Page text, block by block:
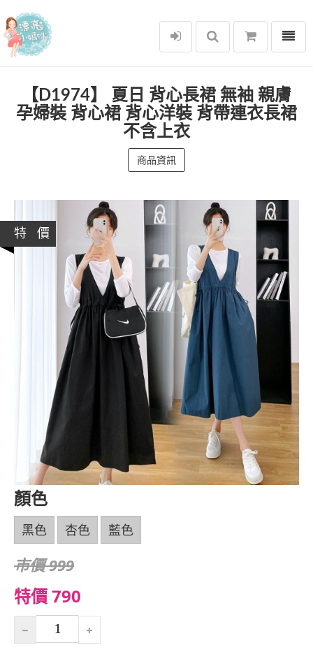
漂亮小媽咪
選單
【D1974】 夏日 背心長裙 無袖 親膚
孕婦裝 背心裙 背心洋裝 背帶連衣長裙
不含上衣
商品資訊
特 價
顏色
黑色 杏色 藍色
市價 999
特價 790